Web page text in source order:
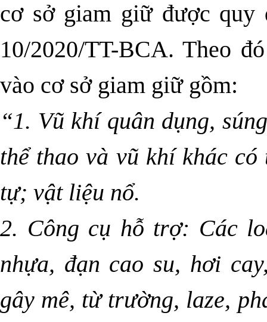
cơ sở giam giữ được
10/2020/TT-BCA. Theo
vào cơ sở giam giữ gồm:
“1. Vũ khí quân dụng,
thể thao và vũ khí khác
tự; vật liệu nổ.
2. Công cụ hỗ trợ: Các
nhựa, đạn cao su, hơi
gây mê, từ trường, laze,